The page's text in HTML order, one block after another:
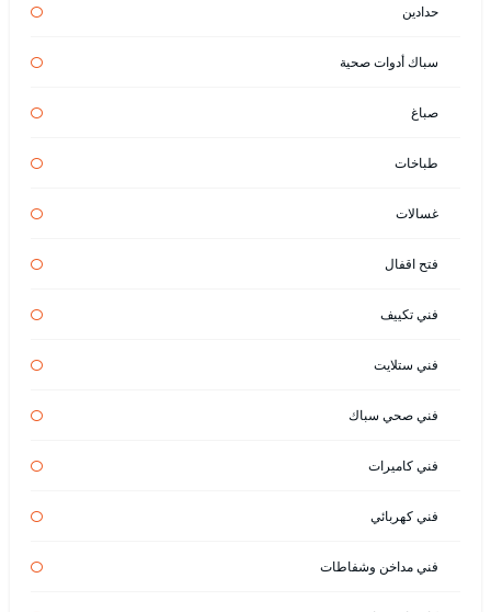
حدادين
سباك أدوات صحية
صباغ
طباخات
غسالات
فتح اقفال
فني تكييف
فني ستلايت
فني صحي سباك
فني كاميرات
فني كهربائي
فني مداخن وشفاطات